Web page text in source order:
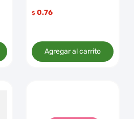
$ 0.76
Agregar al carrito